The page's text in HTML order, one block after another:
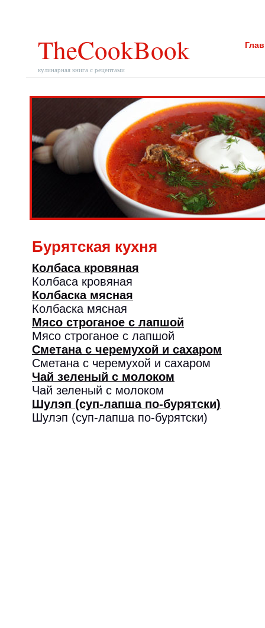
TheCookBook
кулинарная книга с рецептами
Бурятская кухня
Колбаса кровяная
Колбаса кровяная
Колбаска мясная
Колбаска мясная
Мясо строганое с лапшой
Мясо строганое с лапшой
Сметана с черемухой и сахаром
Сметана с черемухой и сахаром
Чай зеленый с молоком
Чай зеленый с молоком
Шулэп (суп-лапша по-бурятски)
Шулэп (суп-лапша по-бурятски)